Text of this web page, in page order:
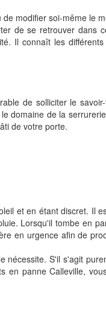
modifier soi-même le
de se retrouver dans
Il connaît les
de solliciter le
domaine de la
de votre porte.
et en étant discret. Il
Lorsqu'il tombe en
en urgence afin de
nécessite. S'il s'agit
en panne Calleville,